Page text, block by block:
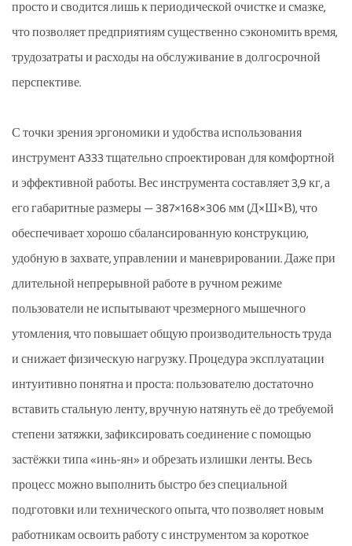
просто и сводится лишь к периодической очистке и смазке,
что позволяет предприятиям существенно сэкономить время,
трудозатраты и расходы на обслуживание в долгосрочной
перспективе.
С точки зрения эргономики и удобства использования
инструмент A333 тщательно спроектирован для комфортной
и эффективной работы. Вес инструмента составляет 3,9 кг, а
его габаритные размеры — 387×168×306 мм (Д×Ш×В), что
обеспечивает хорошо сбалансированную конструкцию,
удобную в захвате, управлении и маневрировании. Даже при
длительной непрерывной работе в ручном режиме
пользователи не испытывают чрезмерного мышечного
утомления, что повышает общую производительность труда
и снижает физическую нагрузку. Процедура эксплуатации
интуитивно понятна и проста: пользователю достаточно
вставить стальную ленту, вручную натянуть её до требуемой
степени затяжки, зафиксировать соединение с помощью
застёжки типа «инь-ян» и обрезать излишки ленты. Весь
процесс можно выполнить быстро без специальной
подготовки или технического опыта, что позволяет новым
работникам освоить работу с инструментом за короткое